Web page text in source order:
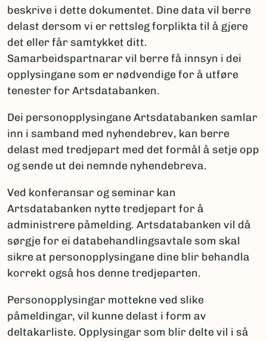
beskrive i dette dokumentet. Dine data vil berre
delast dersom vi er rettsleg forplikta til å gjere
det eller får samtykket ditt.
Samarbeidspartnarar vil berre få innsyn i dei
opplysingane som er nødvendige for å utføre
tenester for Artsdatabanken.
Dei personopplysingane Artsdatabanken samlar
inn i samband med nyhendebrev, kan berre
delast med tredjepart med det formål å setje opp
og sende ut dei nemnde nyhendebreva.
Ved konferansar og seminar kan
Artsdatabanken nytte tredjepart for å
administrere påmelding. Artsdatabanken vil då
sørgje for ei databehandlingsavtale som skal
sikre at personopplysingane dine blir behandla
korrekt også hos denne tredjeparten.
Personopplysingar mottekne ved slike
påmeldingar, vil kunne delast i form av
deltakarliste. Opplysingar som blir delte vil i så